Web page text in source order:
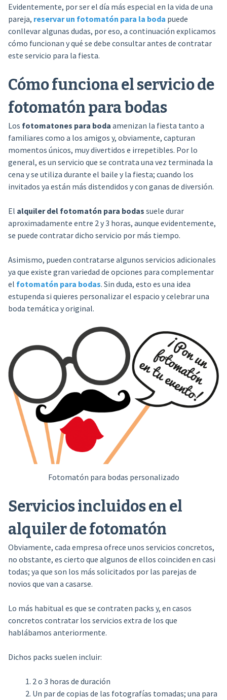
Evidentemente, por ser el día más especial en la vida de una
pareja, reservar un fotomatón para la boda puede
conllevar algunas dudas, por eso, a continuación explicamos
cómo funcionan y qué se debe consultar antes de contratar
este servicio para la fiesta.
Cómo funciona el servicio de
fotomatón para bodas
Los fotomatones para boda amenizan la fiesta tanto a
familiares como a los amigos y, obviamente, capturan
momentos únicos, muy divertidos e irrepetibles. Por lo
general, es un servicio que se contrata una vez terminada la
cena y se utiliza durante el baile y la fiesta; cuando los
invitados ya están más distendidos y con ganas de diversión.
El alquiler del fotomatón para bodas suele durar
aproximadamente entre 2 y 3 horas, aunque evidentemente,
se puede contratar dicho servicio por más tiempo.
Asimismo, pueden contratarse algunos servicios adicionales
ya que existe gran variedad de opciones para complementar
el fotomatón para bodas. Sin duda, esto es una idea
estupenda si quieres personalizar el espacio y celebrar una
boda temática y original.
Fotomatón para bodas personalizado
Servicios incluidos en el
alquiler de fotomatón
Obviamente, cada empresa ofrece unos servicios concretos,
no obstante, es cierto que algunos de ellos coinciden en casi
todas; ya que son los más solicitados por las parejas de
novios que van a casarse.
Lo más habitual es que se contraten packs y, en casos
concretos contratar los servicios extra de los que
hablábamos anteriormente.
Dichos packs suelen incluir:
2 o 3 horas de duración
Un par de copias de las fotografías tomadas; una para